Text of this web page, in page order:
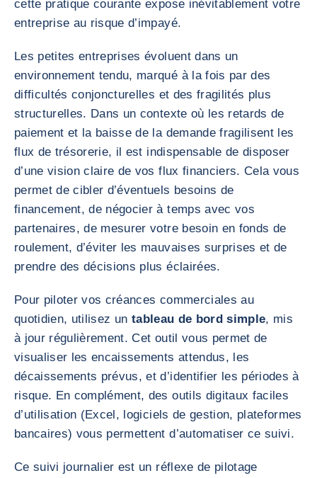
cette pratique courante expose inévitablement votre
entreprise au risque d’impayé.
Les petites entreprises évoluent dans un
environnement tendu, marqué à la fois par des
difficultés conjoncturelles et des fragilités plus
structurelles. Dans un contexte où les retards de
paiement et la baisse de la demande fragilisent les
flux de trésorerie, il est indispensable de disposer
d’une vision claire de vos flux financiers. Cela vous
permet de cibler d’éventuels besoins de
financement, de négocier à temps avec vos
partenaires, de mesurer votre besoin en fonds de
roulement, d’éviter les mauvaises surprises et de
prendre des décisions plus éclairées.
Pour piloter vos créances commerciales au
quotidien, utilisez un tableau de bord simple, mis
à jour régulièrement. Cet outil vous permet de
visualiser les encaissements attendus, les
décaissements prévus, et d’identifier les périodes à
risque. En complément, des outils digitaux faciles
d’utilisation (Excel, logiciels de gestion, plateformes
bancaires) vous permettent d’automatiser ce suivi.
Ce suivi journalier est un réflexe de pilotage